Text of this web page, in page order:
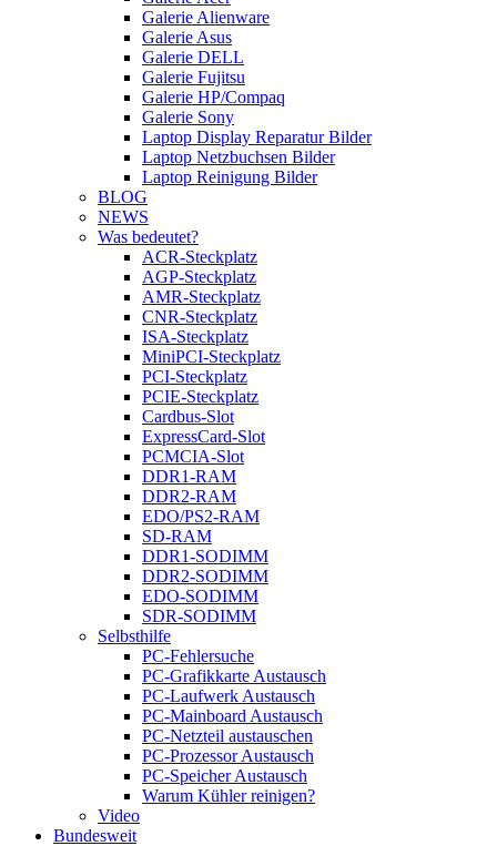
Galerie Alienware
Galerie Asus
Galerie DELL
Galerie Fujitsu
Galerie HP/Compaq
Galerie Sony
Laptop Display Reparatur Bilder
Laptop Netzbuchsen Bilder
Laptop Reinigung Bilder
BLOG
NEWS
Was bedeutet?
ACR-Steckplatz
AGP-Steckplatz
AMR-Steckplatz
CNR-Steckplatz
ISA-Steckplatz
MiniPCI-Steckplatz
PCI-Steckplatz
PCIE-Steckplatz
Cardbus-Slot
ExpressCard-Slot
PCMCIA-Slot
DDR1-RAM
DDR2-RAM
EDO/PS2-RAM
SD-RAM
DDR1-SODIMM
DDR2-SODIMM
EDO-SODIMM
SDR-SODIMM
Selbsthilfe
PC-Fehlersuche
PC-Grafikkarte Austausch
PC-Laufwerk Austausch
PC-Mainboard Austausch
PC-Netzteil austauschen
PC-Prozessor Austausch
PC-Speicher Austausch
Warum Kühler reinigen?
Video
Bundesweit